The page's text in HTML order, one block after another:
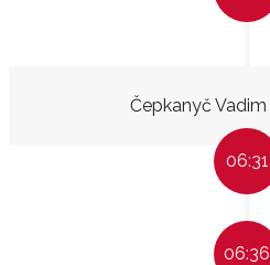
Čepkanyč Vadim
06:31
06:36